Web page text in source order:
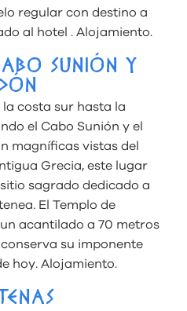
regular con destino a
al hotel . Alojamiento.
SUNIÓN Y
costa sur hasta la
el Cabo Sunión y el
magníficas vistas del
Grecia, este lugar
sagrado dedicado a
El Templo de
acantilado a 70 metros
su imponente
hoy. Alojamiento.